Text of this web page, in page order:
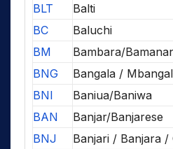
BLT
Balti
BC
Baluchi
BM
Bambara/
BNG
Bangala /
BNI
Baniua/Baniwa
BAN
Banjar/Banjarese
BNJ
Banjari / Banjara /